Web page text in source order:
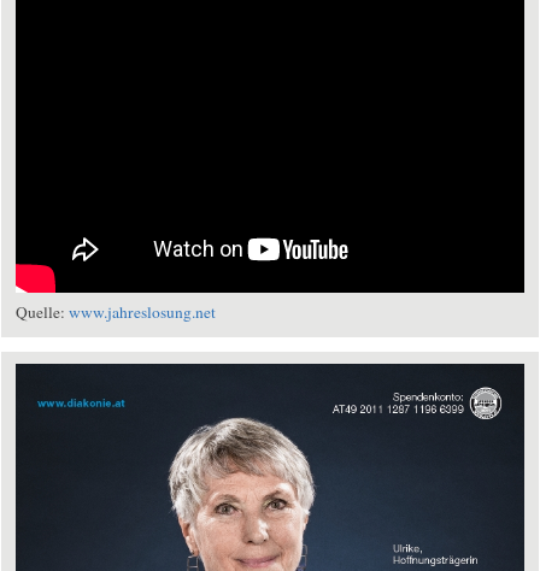
Quelle: www.jahreslosung.net